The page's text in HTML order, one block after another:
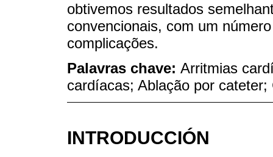
obtivemos resultados
convencionais, com um
complicações.
Palavras chave: Arritmias
cardíacas; Ablação por cateter;
INTRODUCCIÓN